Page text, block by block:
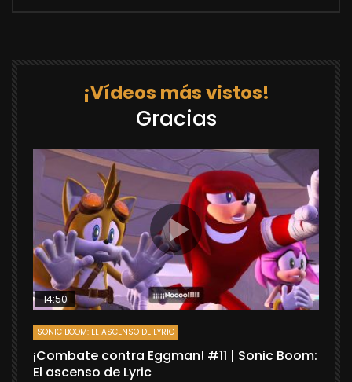
¡Vídeos más vistos!
Gracias
14:50
SONIC BOOM: EL ASCENSO DE LYRIC
¡Combate contra Eggman! #11 | Sonic Boom:
El ascenso de Lyric